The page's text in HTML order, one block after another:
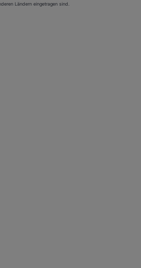
Ländern eingetragen sind.